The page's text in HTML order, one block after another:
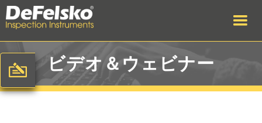
ビデオ＆ウェビナー